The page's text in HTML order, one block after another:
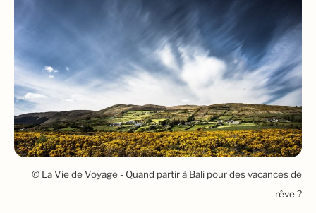
© La Vie de Voyage - Quand partir à Bali pour des vacances de
rêve ?